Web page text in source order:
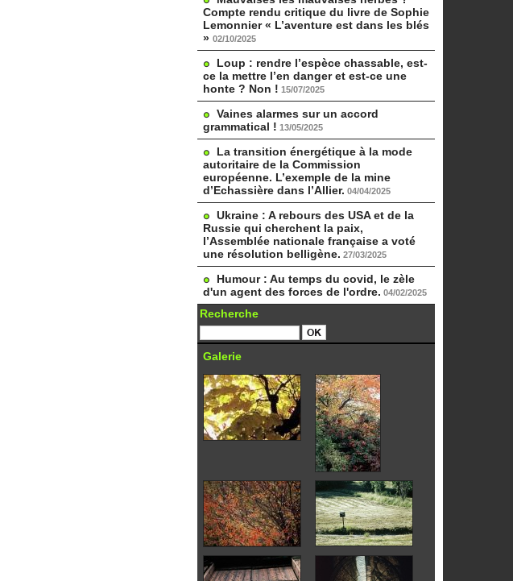
Compte rendu critique du livre de Sophie
Lemonnier « L’aventure est dans les blés
» 02/10/2025
Loup : rendre l’espèce chassable, est-
ce la mettre l’en danger et est-ce une
honte ? Non ! 15/07/2025
Vaines alarmes sur un accord
grammatical ! 13/05/2025
La transition énergétique à la mode
autoritaire de la Commission
européenne. L’exemple de la mine
d’Echassière dans l’Allier. 04/04/2025
Ukraine : A rebours des USA et de la
Russie qui cherchent la paix,
l’Assemblée nationale française a voté
une résolution belligène. 27/03/2025
Humour : Au temps du covid, le zèle
d'un agent des forces de l'ordre. 04/02/2025
Recherche
Galerie